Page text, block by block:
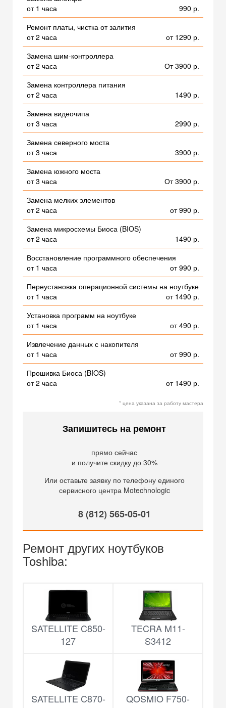
от 1 часа
990 р.
Ремонт платы, чистка от залития
от 2 часа
от 1290 р.
Замена шим-контроллера
от 2 часа
От 3900 р.
Замена контроллера питания
от 2 часа
1490 р.
Замена видеочипа
от 3 часа
2990 р.
Замена северного моста
от 3 часа
3900 р.
Замена южного моста
от 3 часа
От 3900 р.
Замена мелких элементов
от 2 часа
от 990 р.
Замена микросхемы Биоса (BIOS)
от 2 часа
1490 р.
Восстановление программного обеспечения
от 1 часа
от 990 р.
Переустановка операционной системы на ноутбуке
от 1 часа
от 1490 р.
Установка программ на ноутбуке
от 1 часа
от 490 р.
Извлечение данных с накопителя
от 1 часа
от 990 р.
Прошивка Биоса (BIOS)
от 2 часа
от 1490 р.
* цена указана за работу мастера
Запишитесь на ремонт
прямо сейчас
и получите скидку до 30%
Или оставьте заявку по телефону единого
сервисного центра Motechnologic
8 (812) 565-05-01
Ремонт других ноутбуков
Toshiba:
SATELLITE C850-
127
TECRA M11-
S3412
SATELLITE C870-
QOSMIO F750-